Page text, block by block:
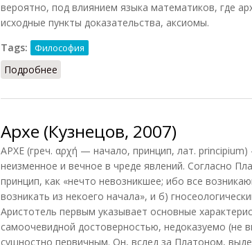
вероятно, под влиянием языка математиков, где
исходные пункты доказательства, аксиомы.
Tags:
Философия
Подробнее
Архе (Кузнецов, 2007)
АРХЕ (греч. αρχή — начало, принцип, лат.
неизменное и вечное в чреде явлений. Согласно
принцип, как «нечто невозникшее; ибо все
возникать из некоего начала», и б)
Аристотель первым указывает основные
самоочевидной достоверностью, недоказуемо (не
сущностно первичным. Он, вслед за Платоном,